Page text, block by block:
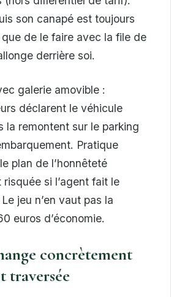
son canapé est toujours
de le faire avec la file de
derrière soi.
galerie amovible :
déclarent le véhicule
la remontent sur le parking
Pratique
plan de l’honnêteté
si l’agent fait le
jeu n’en vaut pas la
euros d’économie.
concrètement
traversée